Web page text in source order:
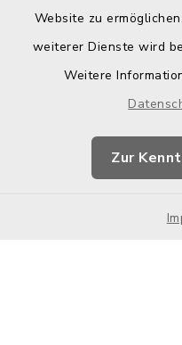
Website zu
weiterer Dienste wird
Weitere
Zur